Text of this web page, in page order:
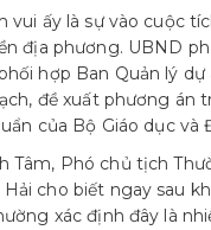
vui ấy là sự vào cuộc
địa phương. UBND
hợp Ban Quản lý dự
đề xuất phương án
của Bộ Giáo dục và
Tâm, Phó chủ tịch
cho biết ngay sau
xác định đây là